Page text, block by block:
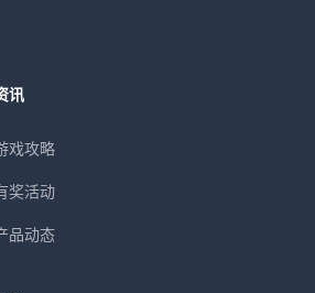
讯
戏攻略
奖活动
品动态